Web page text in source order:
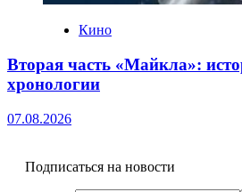
Кино
Вторая часть «Майкла»:
хронологии
07.08.2026
Подписаться на новости